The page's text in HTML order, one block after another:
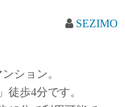
SEZIMO
ション。
徒歩4分です。